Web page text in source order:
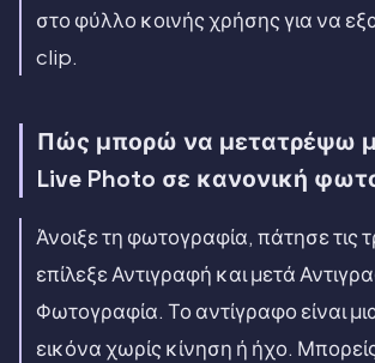
στο φύλλο κοινής χρήσης για να
clip.
Πώς μπορώ να μετατρέψω
Live Photo σε κανονική
Άνοιξε τη φωτογραφία, πάτησε τις
επίλεξε Αντιγραφή και μετά
Φωτογραφία. Το αντίγραφο είναι
εικόνα χωρίς κίνηση ή ήχο.